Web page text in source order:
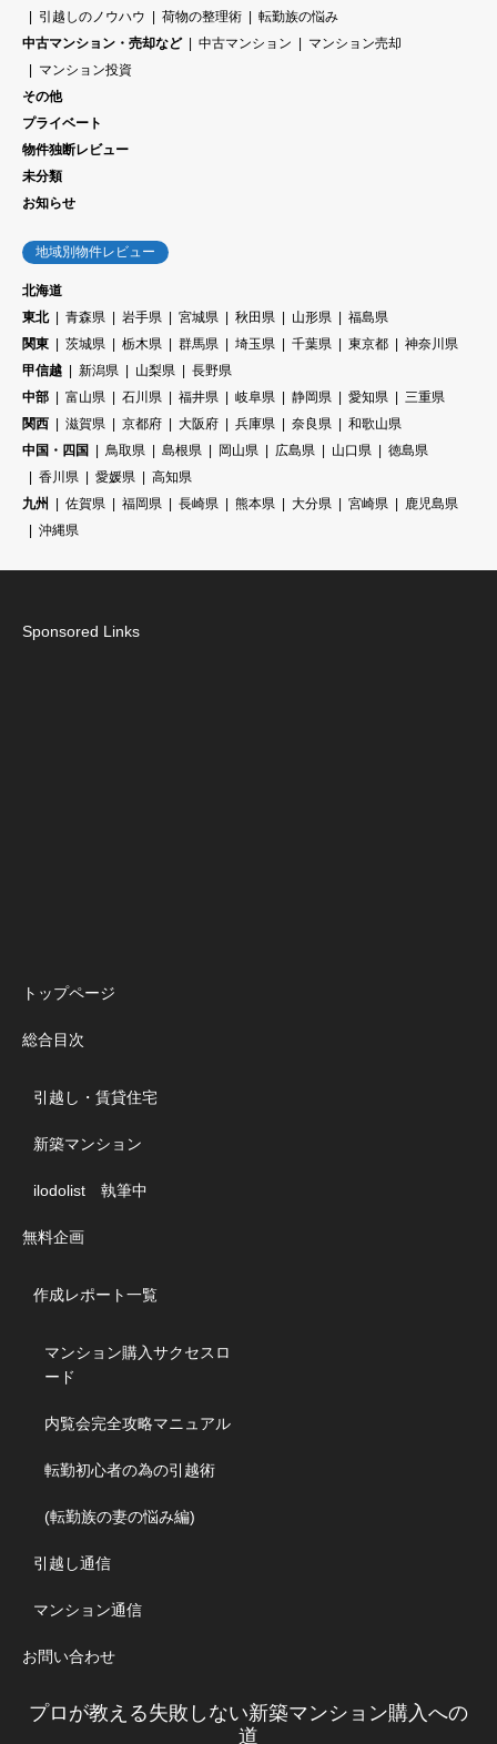
引越しのノウハウ
荷物の整理術
転勤族の悩み
中古マンション・売却など
中古マンション
マンション売却
マンション投資
その他
プライベート
物件独断レビュー
未分類
お知らせ
地域別物件レビュー
北海道
東北
青森県 岩手県 宮城県 秋田県 山形県
福島県
関東
茨城県 栃木県 群馬県 埼玉県 千葉県 東京都
神奈川県
甲信越
新潟県 山梨県
長野県
中部
富山県 石川県 福井県 岐阜県 静岡県 愛知県
三重県
関西
滋賀県 京都府 大阪府 兵庫県 奈良県
和歌山県
中国・四国
鳥取県 島根県 岡山県 広島県 山口県
徳島県
香川県
愛媛県
高知県
九州
佐賀県 福岡県 長崎県 熊本県 大分県 宮崎県
鹿児島県
沖縄県
Sponsored Links
トップページ
総合目次
引越し・賃貸住宅
新築マンション
ilodolist 執筆中
無料企画
作成レポート一覧
マンション購入サクセスロ
ード
内覧会完全攻略マニュアル
転勤初心者の為の引越術
(転勤族の妻の悩み編)
引越し通信
マンション通信
お問い合わせ
プロが教える失敗しない新築マンション購入への
道